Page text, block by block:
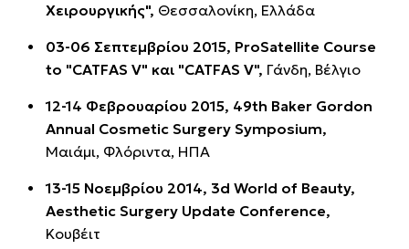
Χειρουργικής", Θεσσαλονίκη, Ελλάδα
03-06 Σεπτεμβρίου 2015, ProSatellite Course
to "CATFAS V" και "CATFAS V", Γάνδη, Βέλγιο
12-14 Φεβρουαρίου 2015, 49th Baker Gordon
Annual Cosmetic Surgery Symposium,
Μαιάμι, Φλόριντα, ΗΠΑ
13-15 Νοεμβρίου 2014, 3d World of Beauty,
Aesthetic Surgery Update Conference,
Κουβέιτ